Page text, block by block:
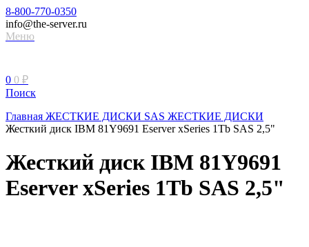
8-800-770-0350
info@the-server.ru
Меню
0 0 ₽
Поиск
Главная ЖЕСТКИЕ ДИСКИ SAS ЖЕСТКИЕ ДИСКИ
Жесткий диск IBM 81Y9691 Eserver xSeries 1Tb SAS 2,5"
Жесткий диск IBM 81Y9691
Eserver xSeries 1Tb SAS 2,5"